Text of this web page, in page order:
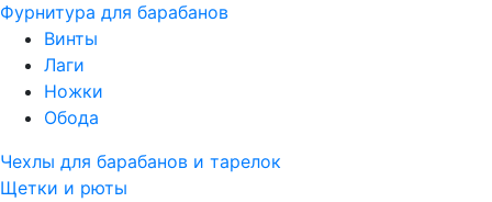
Фурнитура для барабанов
Винты
Лаги
Ножки
Обода
Чехлы для барабанов и тарелок
Щетки и рюты